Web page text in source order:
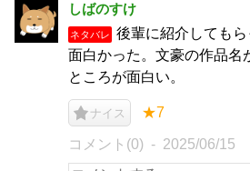
しばのすけ
ネタバレ
後輩に紹介しても
面白かった。文豪の作品名
ところが面白い。
ナイス ★7
コメント(0) 2025/06/15